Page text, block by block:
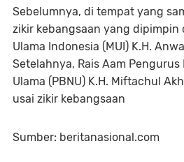
Sebelumnya, di tempat yang
zikir kebangsaan yang dipimpin
Ulama Indonesia (MUI) K.H.
Setelahnya, Rais Aam Pengurus
Ulama (PBNU) K.H. Miftachul
usai zikir kebangsaan
Sumber: beritanasional.com